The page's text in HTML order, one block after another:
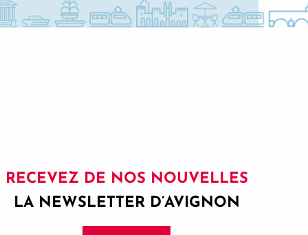
RECEVEZ DE NOS NOUVELLES
LA NEWSLETTER D’AVIGNON